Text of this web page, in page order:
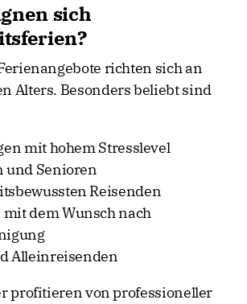
sich
richten sich an
Alters. Besonders beliebt sind
mit hohem Stresslevel
und Senioren
Reisenden
mit dem Wunsch nach
Alleinreisenden
profitieren von professioneller